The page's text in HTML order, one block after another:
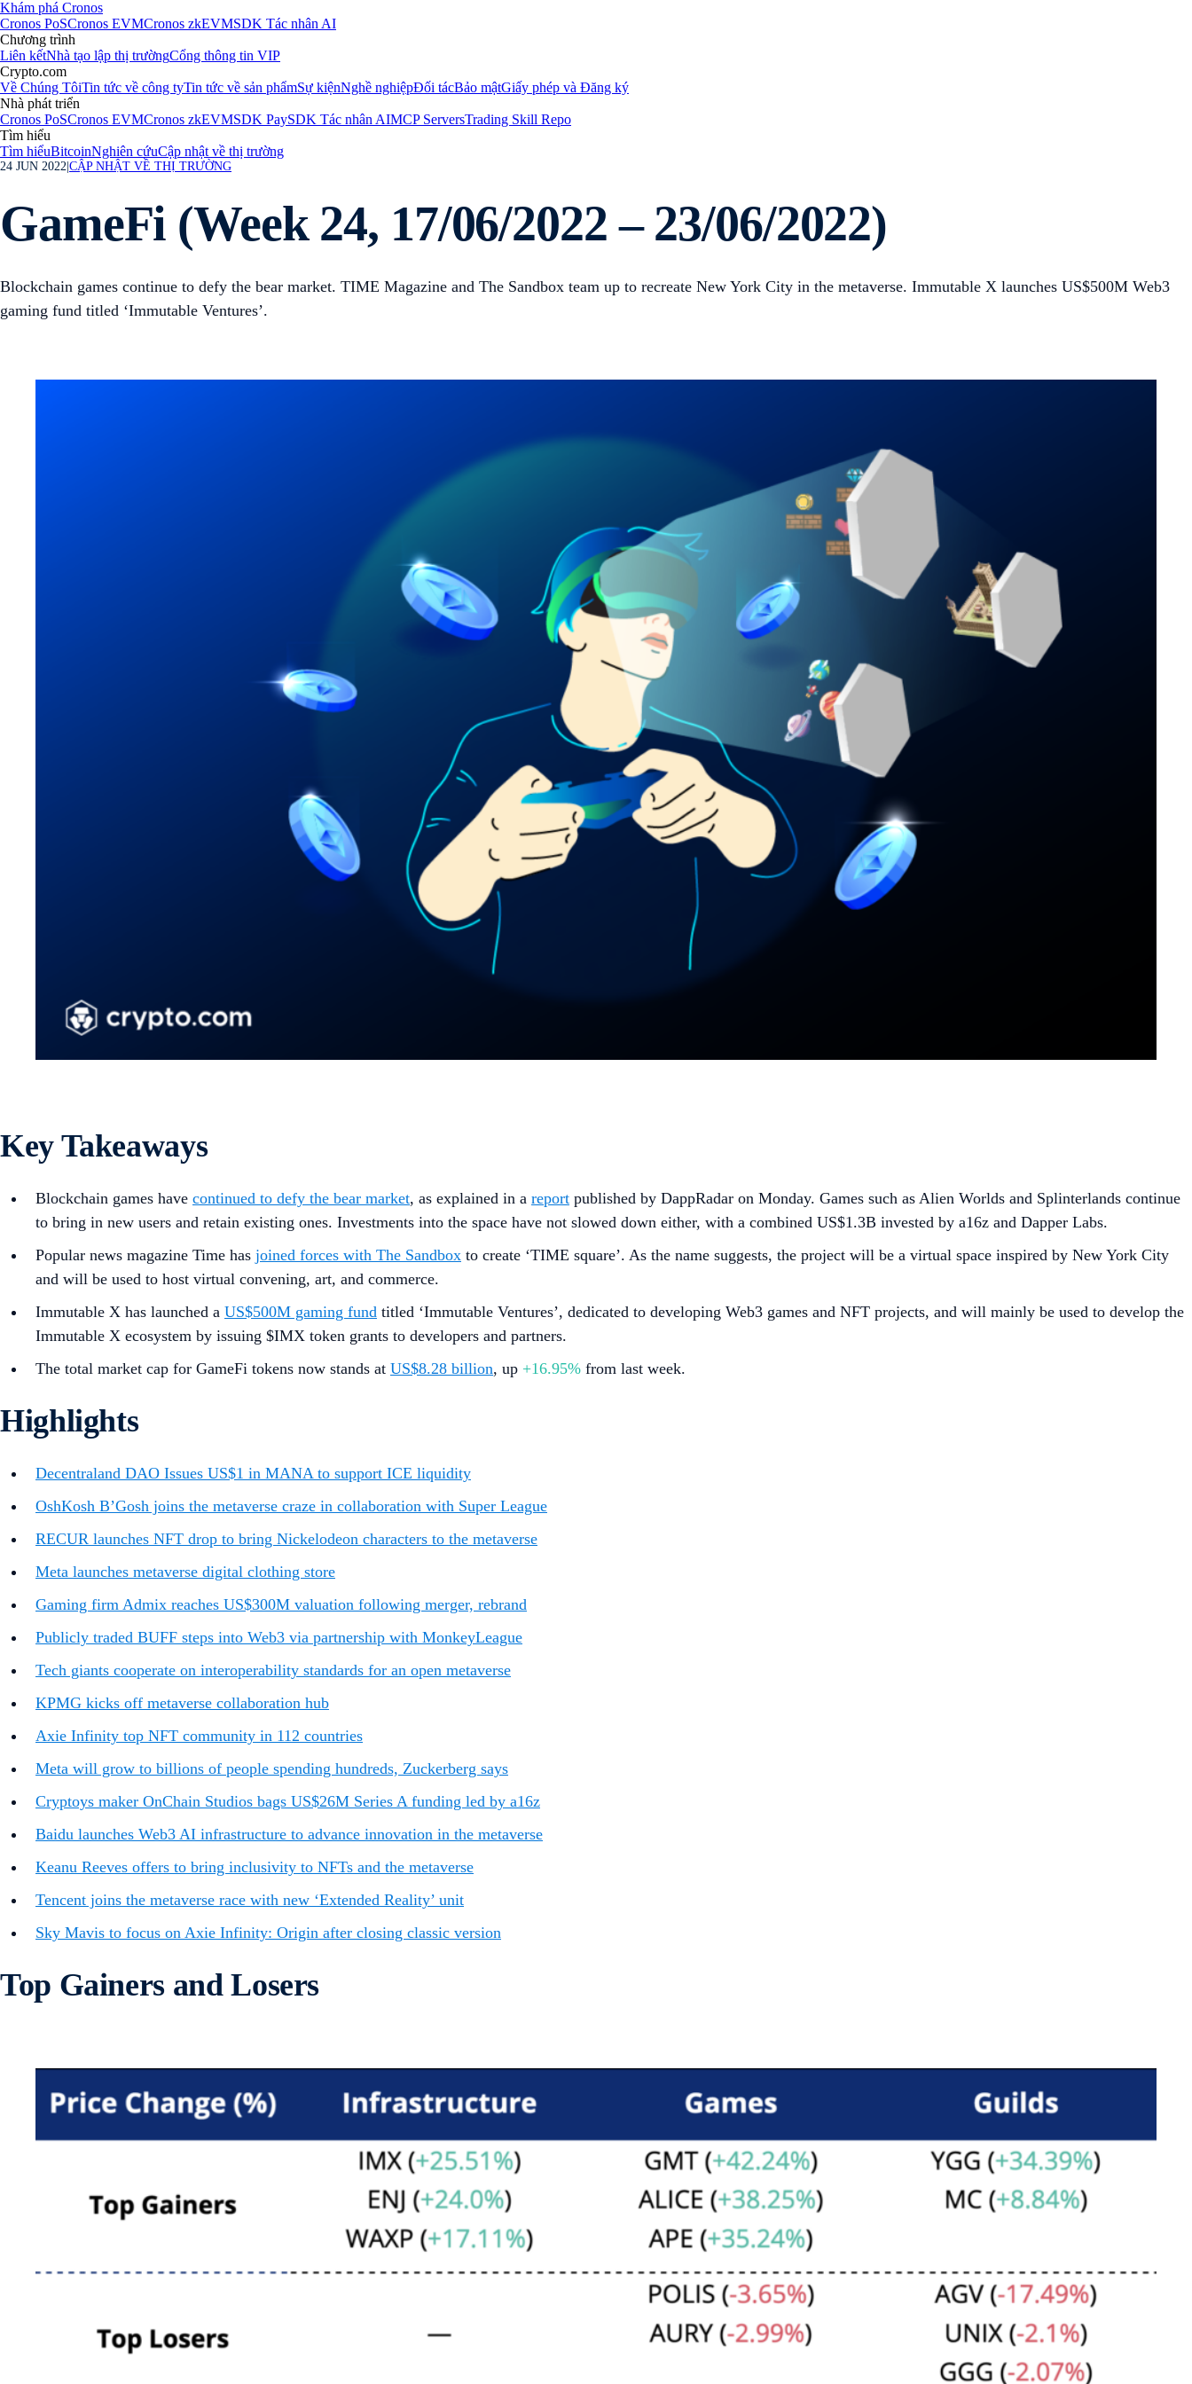
Khám phá Cronos
Cronos PoSCronos EVMCronos zkEVMSDK Tác nhân AI
Chương trình
Liên kếtNhà tạo lập thị trườngCổng thông tin VIP
Crypto.com
Về Chúng TôiTin tức về công tyTin tức về sản phẩmSự kiệnNghề nghiệpĐối tácBảo mậtGiấy phép và Đăng ký
Nhà phát triển
Cronos PoSCronos EVMCronos zkEVMSDK PaySDK Tác nhân AIMCP ServersTrading Skill Repo
Tìm hiểu
Tìm hiểuBitcoinNghiên cứuCập nhật về thị trường
24 JUN 2022 CẬP NHẬT VỀ THỊ TRƯỜNG
GameFi (Week 24, 17/06/2022 – 23/06/2022)
Blockchain games continue to defy the bear market. TIME Magazine and The Sandbox team up to recreate New York City in the metaverse. Immutable X launches US$500M Web3
gaming fund titled ‘Immutable Ventures’.
Key Takeaways
Blockchain games have continued to defy the bear market, as explained in a report published by DappRadar on Monday. Games such as Alien Worlds and Splinterlands continue
to bring in new users and retain existing ones. Investments into the space have not slowed down either, with a combined US$1.3B invested by a16z and Dapper Labs.
Popular news magazine Time has joined forces with The Sandbox to create ‘TIME square’. As the name suggests, the project will be a virtual space inspired by New York City
and will be used to host virtual convening, art, and commerce.
Immutable X has launched a US$500M gaming fund titled ‘Immutable Ventures’, dedicated to developing Web3 games and NFT projects, and will mainly be used to develop the
Immutable X ecosystem by issuing $IMX token grants to developers and partners.
The total market cap for GameFi tokens now stands at US$8.28 billion, up +16.95% from last week.
Highlights
Decentraland DAO Issues US$1 in MANA to support ICE liquidity
OshKosh B’Gosh joins the metaverse craze in collaboration with Super League
RECUR launches NFT drop to bring Nickelodeon characters to the metaverse
Meta launches metaverse digital clothing store
Gaming firm Admix reaches US$300M valuation following merger, rebrand
Publicly traded BUFF steps into Web3 via partnership with MonkeyLeague
Tech giants cooperate on interoperability standards for an open metaverse
KPMG kicks off metaverse collaboration hub
Axie Infinity top NFT community in 112 countries
Meta will grow to billions of people spending hundreds, Zuckerberg says
Cryptoys maker OnChain Studios bags US$26M Series A funding led by a16z
Baidu launches Web3 AI infrastructure to advance innovation in the metaverse
Keanu Reeves offers to bring inclusivity to NFTs and the metaverse
Tencent joins the metaverse race with new ‘Extended Reality’ unit
Sky Mavis to focus on Axie Infinity: Origin after closing classic version
Top Gainers and Losers